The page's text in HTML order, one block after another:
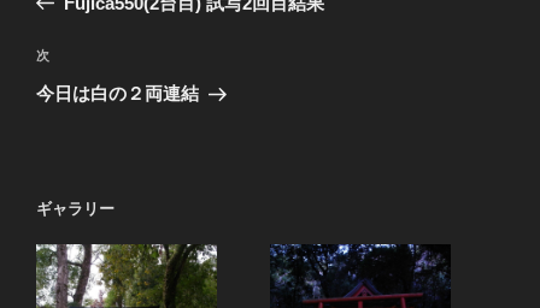
ビ
ゲ
ン
稿
次
の
次
今日は白の２両連結
ギャラリー